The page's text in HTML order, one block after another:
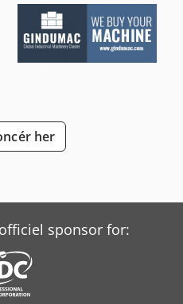
her
sponsor for: